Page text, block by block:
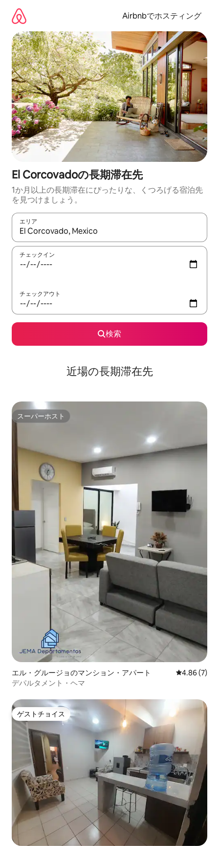
Airbnbでホスティング
El Corcovadoの長期滞在先
1か月以上の長期滞在にぴったりな、くつろげる宿泊先
を見つけましょう。
エリア
検索結果が表示されたら、上下の矢印キーを使って移動するか
チェックイン
チェックアウト
検索
近場の長期滞在先
スーパーホスト
スーパーホスト
エル・グルージョのマンション・アパート レビュー7
4.86 (7)
デパルタメント・ヘマ
ゲストチョイス
ゲストチョイス